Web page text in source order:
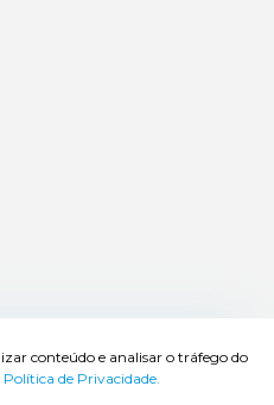
conteúdo e analisar o tráfego do
Política de Privacidade.